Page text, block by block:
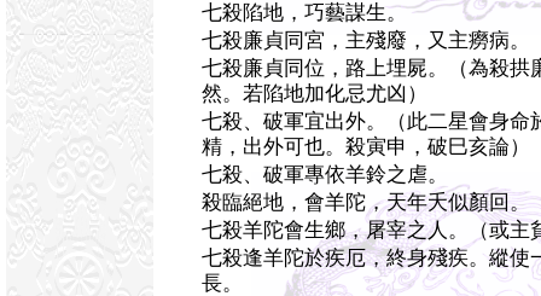
七殺陷地，巧藝謀生。
七殺廉貞同宮，主殘廢，又主癆病。
七殺廉貞同位，路上埋屍。（為殺拱
然。若陷地加化忌尤凶）
七殺、破軍宜出外。（此二星會身命
精，出外可也。殺寅申，破巳亥論）
七殺、破軍專依羊鈴之虐。
殺臨絕地，會羊陀，天年夭似顏回。
七殺羊陀會生鄉，屠宰之人。（或主
七殺逢羊陀於疾厄，終身殘疾。縱使
長。